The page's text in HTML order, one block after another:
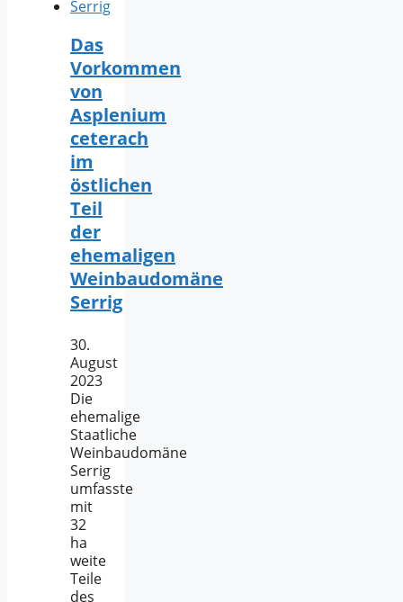
Das
Vorkommen
von
Asplenium
ceterach
im
östlichen
Teil
der
ehemaligen
Weinbaudomäne
Serrig
30.
August
2023
Die
ehemalige
Staatliche
Weinbaudomäne
Serrig
umfasste
mit
32
ha
weite
Teile
des